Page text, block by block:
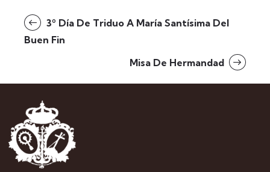
3º Día De Triduo A María Santísima Del
Buen Fin
Misa De Hermandad